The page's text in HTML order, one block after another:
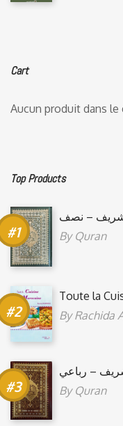
Cart
Aucun produit dans le
Top Products
– نصف
By Quran
Toute la
ByRachida
– رباعي
By Quran